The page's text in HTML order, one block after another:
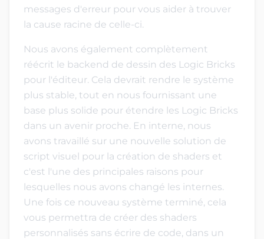
messages d'erreur pour vous aider à trouver
la cause racine de celle-ci.
Nous avons également complètement
réécrit le backend de dessin des Logic Bricks
pour l'éditeur. Cela devrait rendre le système
plus stable, tout en nous fournissant une
base plus solide pour étendre les Logic Bricks
dans un avenir proche. En interne, nous
avons travaillé sur une nouvelle solution de
script visuel pour la création de shaders et
c'est l'une des principales raisons pour
lesquelles nous avons changé les internes.
Une fois ce nouveau système terminé, cela
vous permettra de créer des shaders
personnalisés sans écrire de code, dans un